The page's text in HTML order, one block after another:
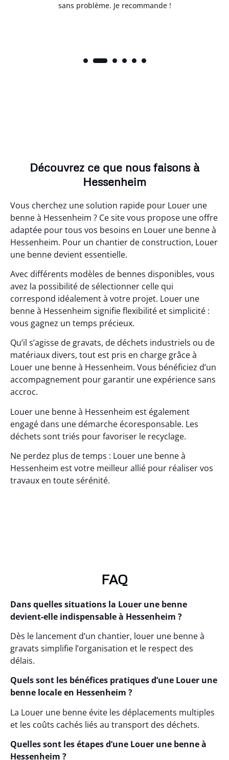
sans problème. Je recommande !
Découvrez ce que nous faisons à
Hessenheim
Vous cherchez une solution rapide pour Louer une
benne à Hessenheim ? Ce site vous propose une offre
adaptée pour tous vos besoins en Louer une benne à
Hessenheim. Pour un chantier de construction, Louer
une benne devient essentielle.
Avec différents modèles de bennes disponibles, vous
avez la possibilité de sélectionner celle qui
correspond idéalement à votre projet. Louer une
benne à Hessenheim signifie flexibilité et simplicité :
vous gagnez un temps précieux.
Qu’il s’agisse de gravats, de déchets industriels ou de
matériaux divers, tout est pris en charge grâce à
Louer une benne à Hessenheim. Vous bénéficiez d’un
accompagnement pour garantir une expérience sans
accroc.
Louer une benne à Hessenheim est également
engagé dans une démarche écoresponsable. Les
déchets sont triés pour favoriser le recyclage.
Ne perdez plus de temps : Louer une benne à
Hessenheim est votre meilleur allié pour réaliser vos
travaux en toute sérénité.
FAQ
Dans quelles situations la Louer une benne
devient-elle indispensable à Hessenheim ?
Dès le lancement d’un chantier, louer une benne à
gravats simplifie l’organisation et le respect des
délais.
Quels sont les bénéfices pratiques d’une Louer une
benne locale en Hessenheim ?
La Louer une benne évite les déplacements multiples
et les coûts cachés liés au transport des déchets.
Quelles sont les étapes d’une Louer une benne à
Hessenheim ?